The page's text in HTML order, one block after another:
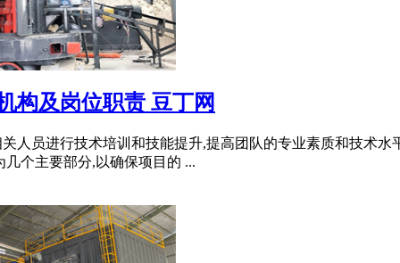
构及岗位职责 豆丁网
人员进行技术培训和技能提升,提高团队的专业素质和技术
个主要部分,以确保项目的 ...